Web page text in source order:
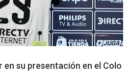
su presentación en el Colo